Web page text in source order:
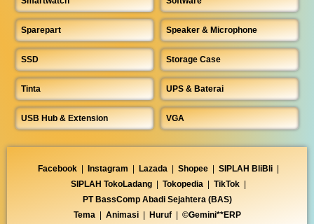
Sparepart Speaker & Microphone
SSD Storage Case
Tinta UPS & Baterai
USB Hub & Extension VGA
Facebook | Instagram | Lazada | Shopee | SIPLAH BliBli |
SIPLAH TokoLadang | Tokopedia | TikTok |
PT BassComp Abadi Sejahtera (BAS)
Tema | Animasi | Huruf | ©Gemini**ERP